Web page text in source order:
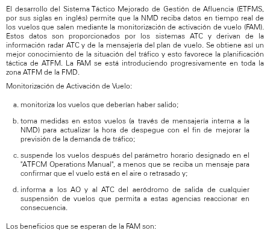
El desarrollo del Sistema Táctico Mejorado de Gestión de Afluencia (ETFMS,
por sus siglas en inglés) permite que la NMD reciba datos en tiempo real de
los vuelos que salen mediante la monitorización de activación de vuelo (FAM).
Estos datos son proporcionados por los sistemas ATC y derivan de la
información radar ATC y de la mensajería del plan de vuelo. Se obtiene así un
mejor conocimiento de la situación del tráfico y esto favorece la planificación
táctica de ATFM. La FAM se está introduciendo progresivamente en toda la
zona ATFM de la FMD.
Monitorización de Activación de Vuelo:
monitoriza los vuelos que deberían haber salido;
toma medidas en estos vuelos (a través de mensajería interna a la
NMD) para actualizar la hora de despegue con el fin de mejorar la
previsión de la demanda de tráfico;
suspende los vuelos después del parámetro horario designado en el
"ATFCM Operations Manual", a menos que se reciba un mensaje para
confirmar que el vuelo está en el aire o retrasado y;
informa a los AO y al ATC del aeródromo de salida de cualquier
suspensión de vuelos que permita a estas agencias reaccionar en
consecuencia.
Los beneficios que se esperan de la FAM son: